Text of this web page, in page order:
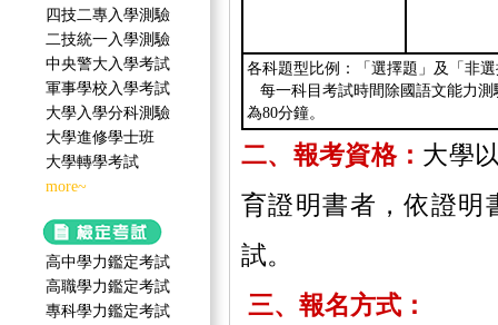
四技二專入學測驗
二技統一入學測驗
中央警大入學考試
軍事學校入學考試
大學入學分科測驗
大學進修學士班
大學轉學考試
more~
高中學力鑑定考試
高職學力鑑定考試
專科學力鑑定考試
各科題型比例：「選擇題」及「非
每一科目考試時間除國語文能力測
為80分鐘。
二、報考資格： 大學
育證明書者，依證明
試。
三、報名方式：